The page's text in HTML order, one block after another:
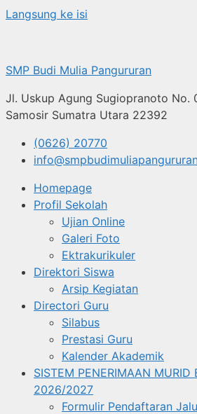
Langsung ke isi
SMP Budi Mulia Pangururan
Jl. Uskup Agung Sugiopranoto No.
Samosir Sumatra Utara 22392
(0626) 20770
Homepage
Profil Sekolah
Ujian Online
Galeri Foto
Ektrakurikuler
Direktori Siswa
Arsip Kegiatan
Directori Guru
Silabus
Prestasi Guru
Kalender Akademik
SISTEM PENERIMAAN MURID
2026/2027
Formulir Pendaftaran